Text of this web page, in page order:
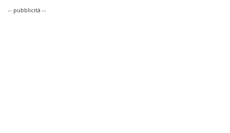
-- pubblicità --